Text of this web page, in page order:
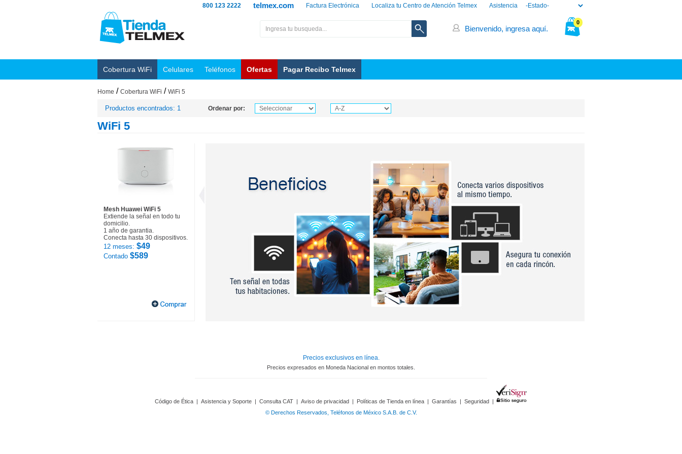
Asistencia
Localiza tu Centro de Atención Telmex
Factura Electrónica
telmex.com
800 123 2222
0
Bienvenido, ingresa aquí.
Cobertura WiFi Celulares Teléfonos Ofertas Pagar Recibo Telmex
Home / Cobertura WiFi / WiFi 5
Productos encontrados: 1 Ordenar por:
WiFi 5
Mesh Huawei WiFi 5
Extiende la señal en todo tu
domicilio.
1 año de garantia.
Conecta hasta 30 dispositivos.
12 meses: $49
Contado $589
Precios exclusivos en línea.
Precios expresados en Moneda Nacional en montos totales.
Código de Ética | Asistencia y Soporte | Consulta CAT | Aviso de privacidad | Políticas de Tienda en línea | Garantías | Seguridad |
© Derechos Reservados, Teléfonos de México S.A.B. de C.V.